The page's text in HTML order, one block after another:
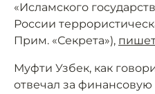
«Исламского
России
Прим. «Секрета»),
Муфти Узбек, как
отвечал за